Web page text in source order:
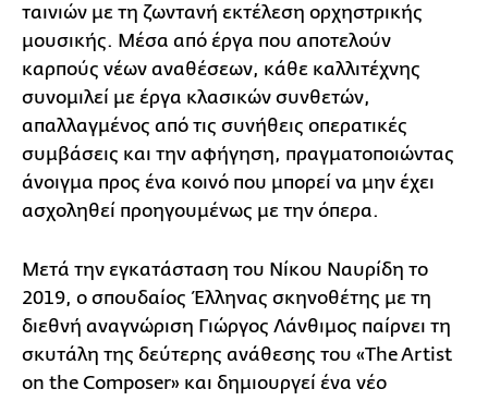
ταινιών με τη ζωντανή εκτέλεση ορχηστρικής
μουσικής. Μέσα από έργα που αποτελούν
καρπούς νέων αναθέσεων, κάθε καλλιτέχνης
συνομιλεί με έργα κλασικών συνθετών,
απαλλαγμένος από τις συνήθεις οπερατικές
συμβάσεις και την αφήγηση, πραγματοποιώντας
άνοιγμα προς ένα κοινό που μπορεί να μην έχει
ασχοληθεί προηγουμένως με την όπερα.
Μετά την εγκατάσταση του Νίκου Ναυρίδη το
2019, ο σπουδαίος Έλληνας σκηνοθέτης με τη
διεθνή αναγνώριση Γιώργος Λάνθιμος παίρνει τη
σκυτάλη της δεύτερης ανάθεσης του «The Artist
on the Composer» και δημιουργεί ένα νέο